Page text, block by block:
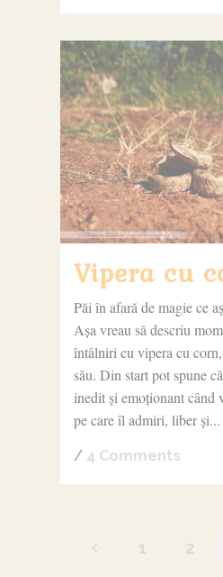
Vipera cu
Păi în afară de magie ce
Așa vreau să descriu
întâlniri cu vipera cu
său. Din start pot spune
inedit și emoționant când
pe care îl admiri, liber și...
/ 4 Comments
1 2